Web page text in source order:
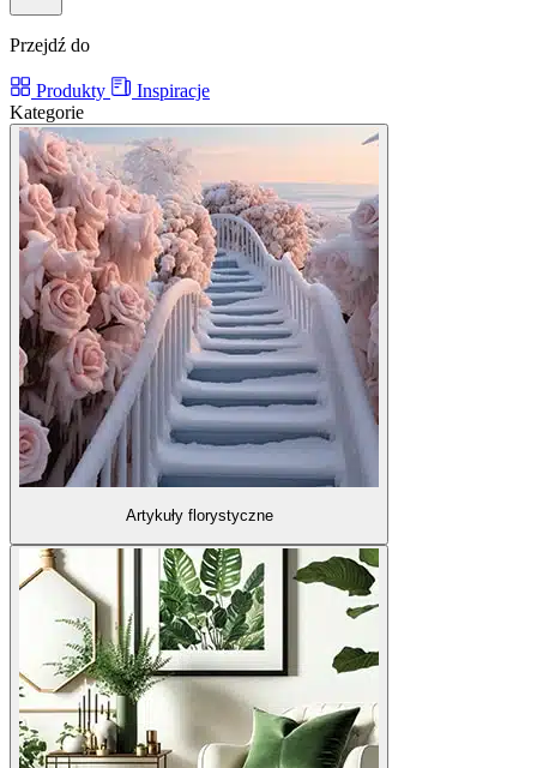
Przejdź do
Produkty
Inspiracje
Kategorie
Artykuły florystyczne